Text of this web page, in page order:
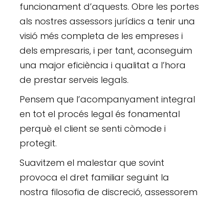
funcionament d’aquests. Obre les portes
als nostres assessors jurídics a tenir una
visió més completa de les empreses i
dels empresaris, i per tant, aconseguim
una major eficiència i qualitat a l’hora
de prestar serveis legals.
Pensem que l’acompanyament integral
en tot el procés legal és fonamental
perquè el client se senti còmode i
protegit.
Suavitzem el malestar que sovint
provoca el dret familiar seguint la
nostra filosofia de discreció, assessorem